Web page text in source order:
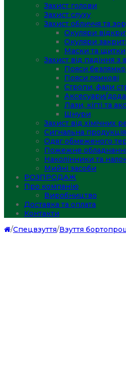
Захист голови
Захист слуху
Захист обличчя та
Окуляри
Окуляри закриті
Маски та щитки
Захист від падіння з
Пояси
Пояси лямкові
Стропи, фали
Аксесуари/
Лази, кігті та
Шнури
Захист від хімічних
Сигнальна продукція
Одяг обмеженого
Пожежне
Наколінники та
Мийні засоби
РОЗПРОДАЖ
Про компанію
Виробництво
Доставка та оплата
Контакти
/Спецвзуття/Взуття